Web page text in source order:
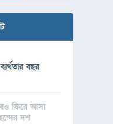
বছর
ফিরে আসা
দশ